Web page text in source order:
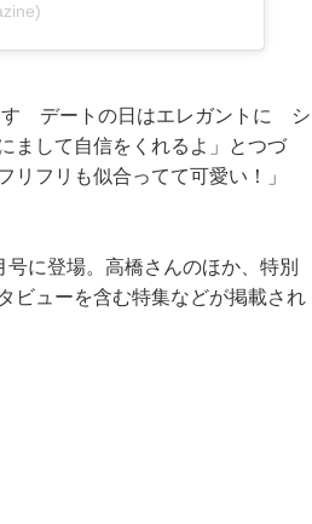
す デートの日はエレガントに シ
まして自信をくれるよ」とつづ
フリも似合ってて可愛い！」
に登場。高橋さんのほか、特別
ビューを含む特集などが掲載され